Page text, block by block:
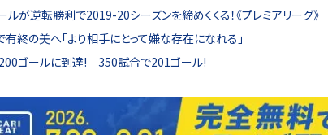
が逆転勝利で2019-20シーズンを締めくくる！《プレミアリーグ》
有終の美へ「より相手にとって嫌な存在になれる」
200ゴールに到達! 350試合で201ゴール!